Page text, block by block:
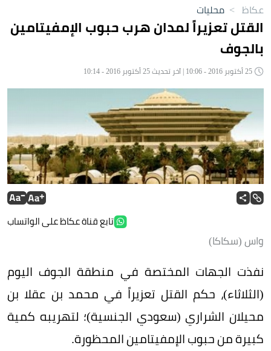
عكاظ > محليات
القتل تعزيراً لمدان هرب حبوب الإمفيتامين
بالجوف
تابع قناة عكاظ على الواتساب
واس (سكاكا)
نفذت الجهات المختصة في منطقة الجوف اليوم
(الثلاثاء)، حكم القتل تعزيراً في محمد بن عقلا بن
محيلان الشراري (سعودي الجنسية)؛ لتهريبه كمية
كبيرة من حبوب الإمفيتامين المحظورة.